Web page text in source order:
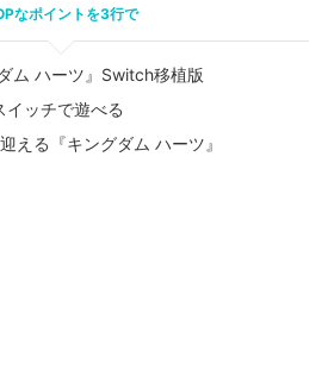
なポイントを3行で
ム ハーツ』Switch移植版
イッチで遊べる
える『キングダム ハーツ』